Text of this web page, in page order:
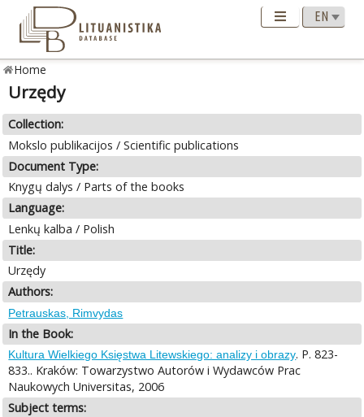
Home
Urzędy
Collection:
Mokslo publikacijos / Scientific publications
Document Type:
Knygų dalys / Parts of the books
Language:
Lenkų kalba / Polish
Title:
Urzędy
Authors:
Petrauskas, Rimvydas
In the Book:
Kultura Wielkiego Księstwa Litewskiego: analizy i obrazy. P. 823-
833.. Kraków: Towarzystwo Autorów i Wydawców Prac
Naukowych Universitas, 2006
Subject terms: